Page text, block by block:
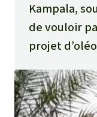
Kampala,
de vouloir
projet